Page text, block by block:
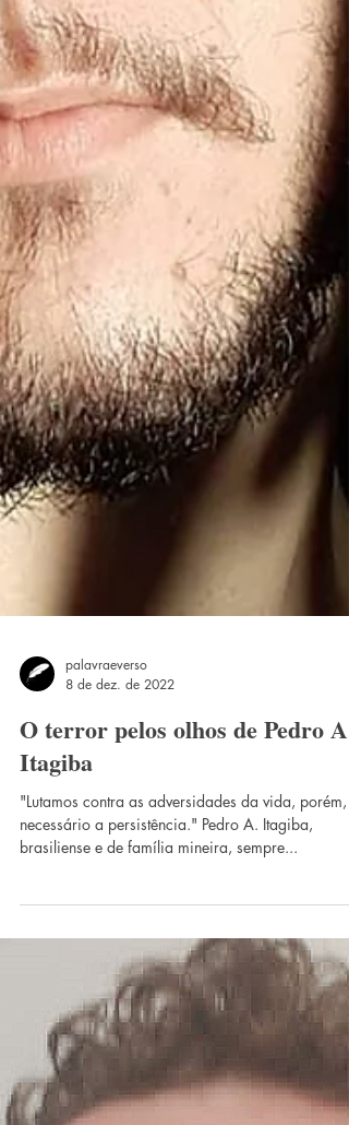
palavraeverso
8 de dez. de 2022
Itagiba
"Lutamos contra as adversidades da vida, porém, é
necessário a persistência." Pedro A. Itagiba,
brasiliense e de família mineira, sempre...